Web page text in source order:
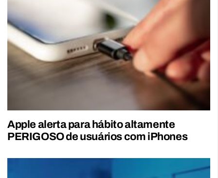
Apple alerta para hábito altamente
PERIGOSO de usuários com iPhones